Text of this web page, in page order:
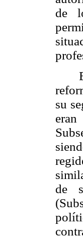
de
su
de